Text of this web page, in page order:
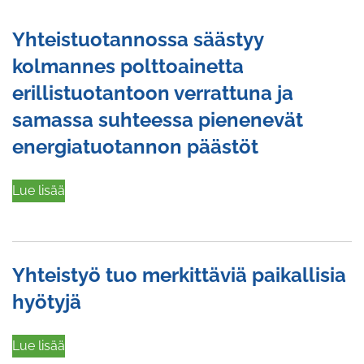
Yhteistuotannossa säästyy
kolmannes polttoainetta
erillistuotantoon verrattuna ja
samassa suhteessa pienenevät
energiatuotannon päästöt
Lue lisää
Yhteistyö tuo merkittäviä paikallisia
hyötyjä
Lue lisää